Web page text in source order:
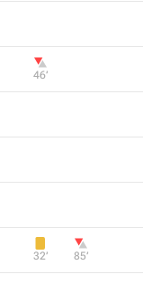
46‎’‎
32‎’‎ 85‎’‎